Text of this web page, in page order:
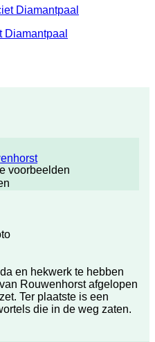
voorbeelden
Diamantpaal
en hekwerk te hebben
Rouwenhorst afgelopen
Ter plaatste is een
die in de weg zaten.